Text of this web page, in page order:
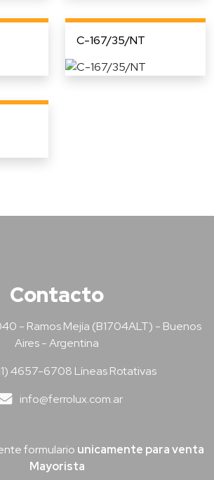
C-167/35/NT
Contacto
- Ramos Mejía (B1704ALT) - Buenos
Aires - Argentina
4657-6708 Líneas Rotativas
info@ferrolux.com.ar
formulario unicamente para venta
Mayorista